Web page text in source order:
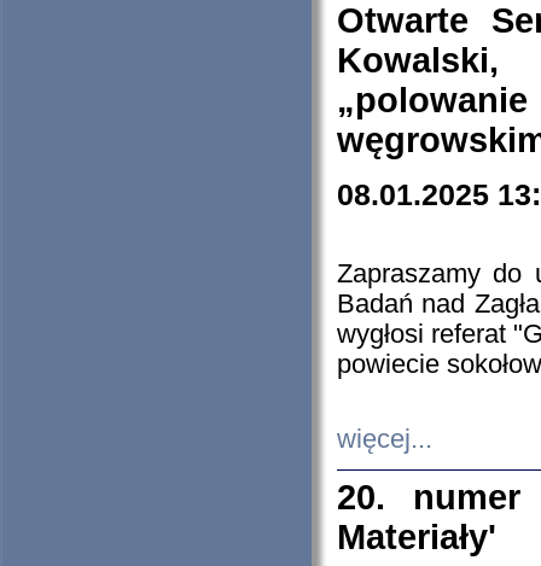
Otwarte
08.01.2025
Zapraszamy do
Badań nad
wygłosi referat
powiecie
więcej...
20. numer
Materiały'